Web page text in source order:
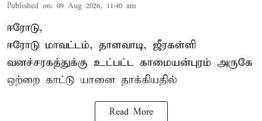
Published on: 09 Aug 2026, 11:40 am
ஈரோடு,
ஈரோடு மாவட்டம், தாளவாடி, ஜீரகள்ளி
வனச்சரகத்துக்கு உட்பட்ட காமையன்புரம் அருகே
ஒற்றை காட்டு யானை தாக்கியதில்
Read More